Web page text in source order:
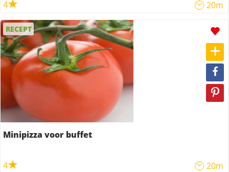
4 20m
RECEPT
Minipizza voor buffet
4 20m